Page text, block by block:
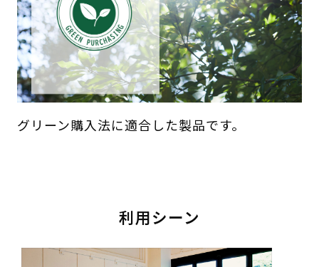
グリーン購入法に適合した製品です。
利用シーン